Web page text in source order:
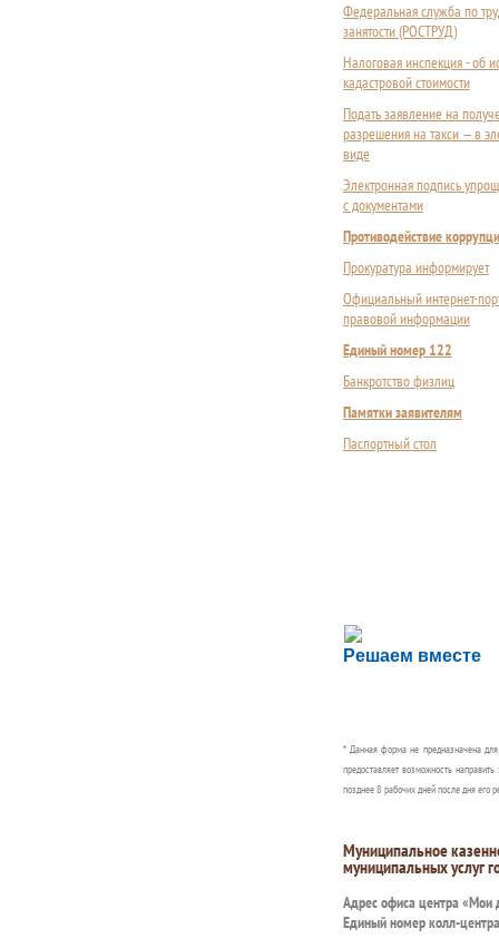
Федеральная служба по
занятости (РОСТРУД)
Налоговая инспекция - об
кадастровой стоимости
Подать заявление на
разрешения на такси — в
виде
Электронная подпись
с документами
Противодействие
Прокуратура информирует
Официальный интернет-
правовой информации
Единый номер 122
Банкротство физлиц
Памятки заявителям
Паспортный стол
Решаем вместе
Сложности с
Сообщите об этом
* Данная форма не предназначена
предоставляет возможность
позднее 8 рабочих дней после дня его
Муниципальное
муниципальных услуг
Адрес офиса центра «Мои
Единый номер колл-